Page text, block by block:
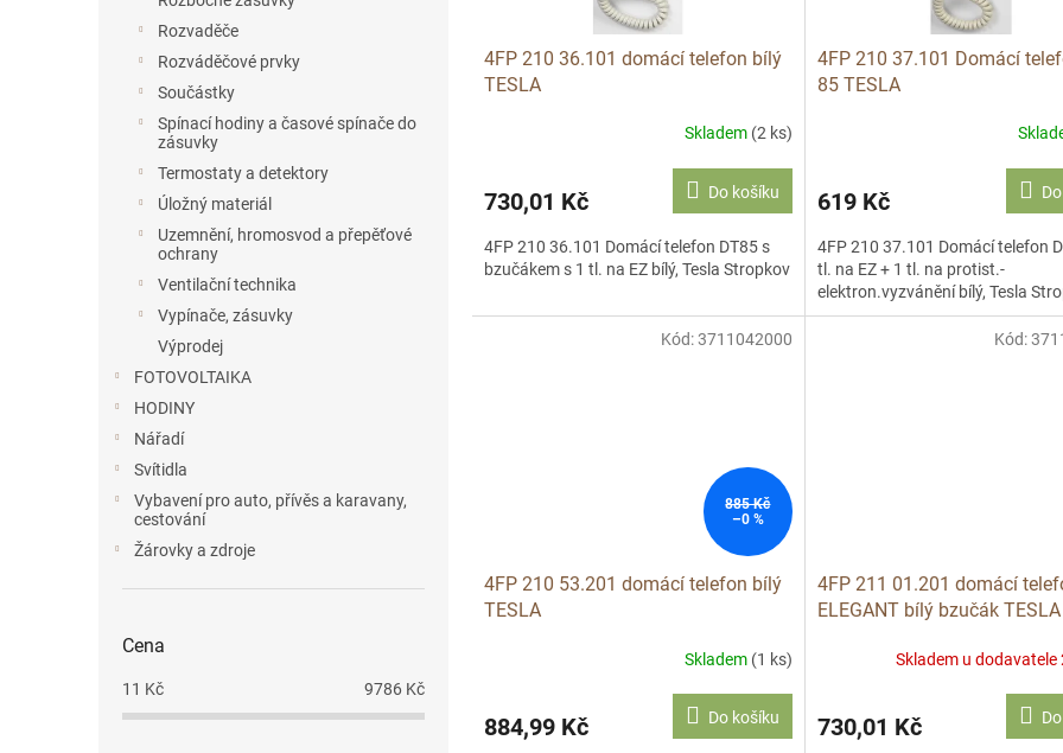
Rozvaděče
Rozváděčové prvky
Součástky
Spínací hodiny a časové spínače do
zásuvky
Termostaty a detektory
Úložný materiál
Uzemnění, hromosvod a přepěťové
ochrany
Ventilační technika
Vypínače, zásuvky
Výprodej
FOTOVOLTAIKA
HODINY
Nářadí
Svítidla
Vybavení pro auto, přívěs a karavany,
cestování
Žárovky a zdroje
Cena
11 Kč 9786 Kč
4FP 210 36.101 domácí telefon bílý
TESLA
Skladem (2 ks)
730,01 Kč Do košíku
4FP 210 36.101 Domácí telefon DT85 s
bzučákem s 1 tl. na EZ bílý, Tesla Stropkov
4FP 210 37.101 Domácí
85 TESLA
619 Kč
4FP 210 37.101 Domácí telefon
tl. na EZ + 1 tl. na protist.-
elektron.vyzvánění bílý, Tesla
885 Kč
–0 %
4FP 210 53.201 domácí telefon bílý
TESLA
Skladem (1 ks)
884,99 Kč Do košíku
Kód:3711042000
4FP 211 01.201 domácí
ELEGANT bílý bzučák TESLA
Skladem u dodavatele
730,01 Kč
Kód: